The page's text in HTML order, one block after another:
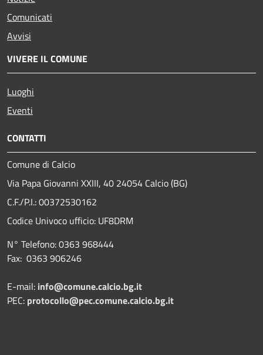
Comunicati
Avvisi
VIVERE IL COMUNE
Luoghi
Eventi
CONTATTI
Comune di Calcio
Via Papa Giovanni XXIII, 40 24054 Calcio (BG)
C.F./P.I.: 00372530162
Codice Univoco ufficio: UF8DRM
N° Telefono: 0363 968444
Fax: 0363 906246
E-mail: info@comune.calcio.bg.it
PEC: protocollo@pec.comune.calcio.bg.it